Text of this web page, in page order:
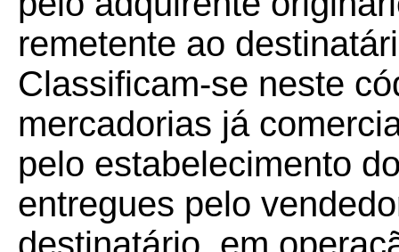
remetente ao
Classificam-se neste
mercadorias já
pelo estabelecimento
entregues pelo
destinatário, em